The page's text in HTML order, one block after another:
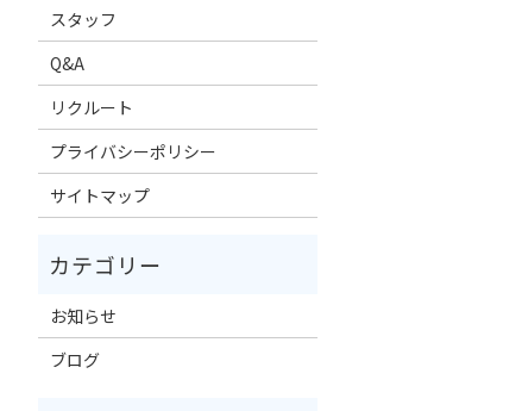
スタッフ
Q&A
リクルート
プライバシーポリシー
サイトマップ
お知らせ
ブログ